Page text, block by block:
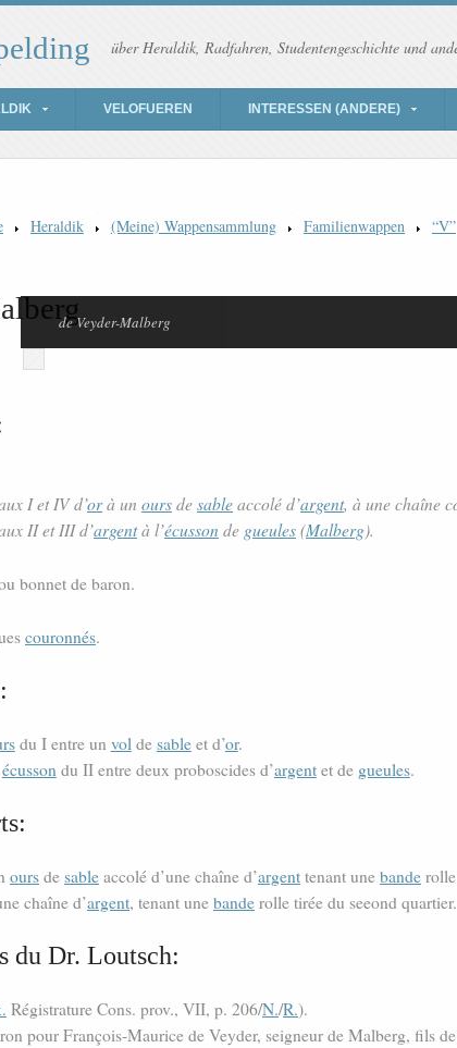
über Heraldik, Radfahren, Studentengeschichte und
VELOFUEREN INTERESSEN (ANDERE)
Heraldik (Meine) Wappensammlung Familienwappen “V”
de Veyder-Malberg
I et IV d’orà un oursdesableaccolé d’argent, à une chaîne
II et III d’argentà l’écusson de gueules(Malberg).
bonnet de baron.
couronnés.
du I entre un volde sableet d’or.
écussondu II entre deux proboscides d’argentet de gueules.
ours de sable accolé d’une chaîne d’argent tenant une bande
chaîne d’argent, tenant une bande rolle tirée du seeond quartier.
du Dr. Loutsch:
Régistrature Cons. prov., VII, p. 206/N./R.).
pour François-Maurice de Veyder, seigneur de Malberg, fils